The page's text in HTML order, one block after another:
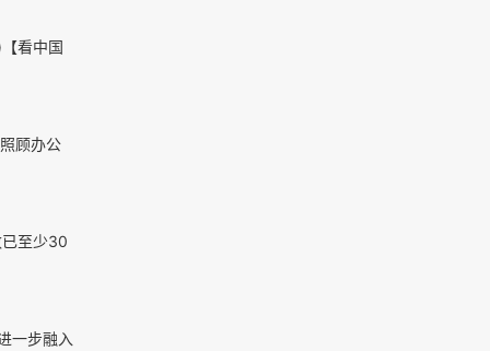
看中国
顾办公
至少30
一步融入